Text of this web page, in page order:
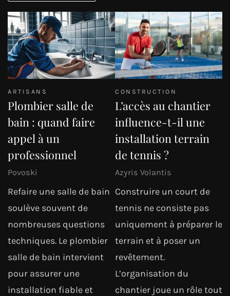
ARTISANS
Plombier salle de
bain : quand faire
appel à un
professionnel
Povoski
Refaire une salle de bain
soulève souvent de
nombreuses questions
techniques. Le plombier
salle de bain intervient
pour assurer une
installation fiable et
CONSTRUCTION
L’accès au chantier
influence-t-il une
installation terrain
de tennis ?
Azyris Volantis
Construire un court de
tennis ne consiste pas
uniquement à préparer le
terrain et à poser un
revêtement.
L’organisation du
chantier joue un rôle tout